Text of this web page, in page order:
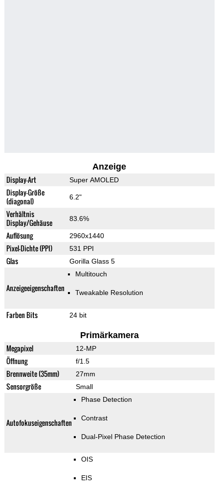
Anzeige
Display-Art Super AMOLED
Display-Größe
(diagonal)
6.2"
Verhältnis
Display/Gehäuse
83.6%
Auflösung 2960x1440
Pixel-Dichte (PPI) 531 PPI
Glas Gorilla Glass 5
Anzeigeeigenschaften
Multitouch
Tweakable Resolution
Farben Bits 24 bit
Primärkamera
Megapixel 12-MP
Öffnung f/1.5
Brennweite (35mm) 27mm
Sensorgröße Small
Autofokuseigenschaften
Phase Detection
Contrast
Dual-Pixel Phase Detection
OIS
EIS